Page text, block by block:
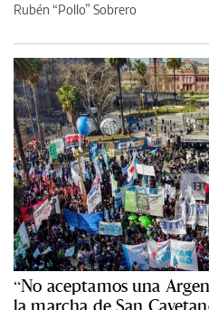
Rubén “Pollo” Sobrero
“No aceptamos una
la marcha de San